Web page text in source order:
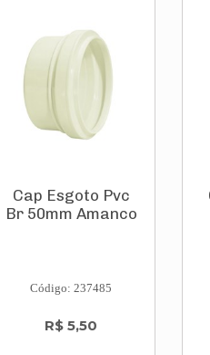
Cap Esgoto Pvc
Br 50mm Amanco
Código: 237485
R$ 5,50